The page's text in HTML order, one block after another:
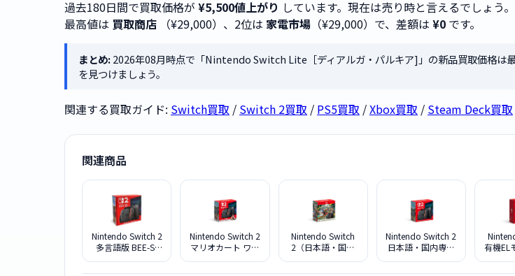
過去180日間で買取価格が ¥5,500値上がり しています。現在は売り時と言えるでしょう。
最高値は 買取商店 （¥29,000）、2位は 家電市場 （¥29,000）で、差額は ¥0 です。
まとめ:2026年08月時点で「Nintendo Switch Lite［ディアルガ・パルキア]」の新品買取価格は
を見つけましょう。
関連する買取ガイド: Switch買取 / Switch 2買取 / PS5買取 /Xbox買取 / Steam Deck買取
関連商品
Nintendo Switch 2
多言語版 BEE-S-
Nintendo Switch 2
マリオカート ワー
Nintendo Switch
2（日本語・国内
Nintendo Switch 2
日本語・国内専用
有機EL